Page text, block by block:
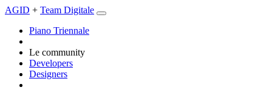
AGID + Team Digitale
Piano Triennale
Le community
Developers
Designers